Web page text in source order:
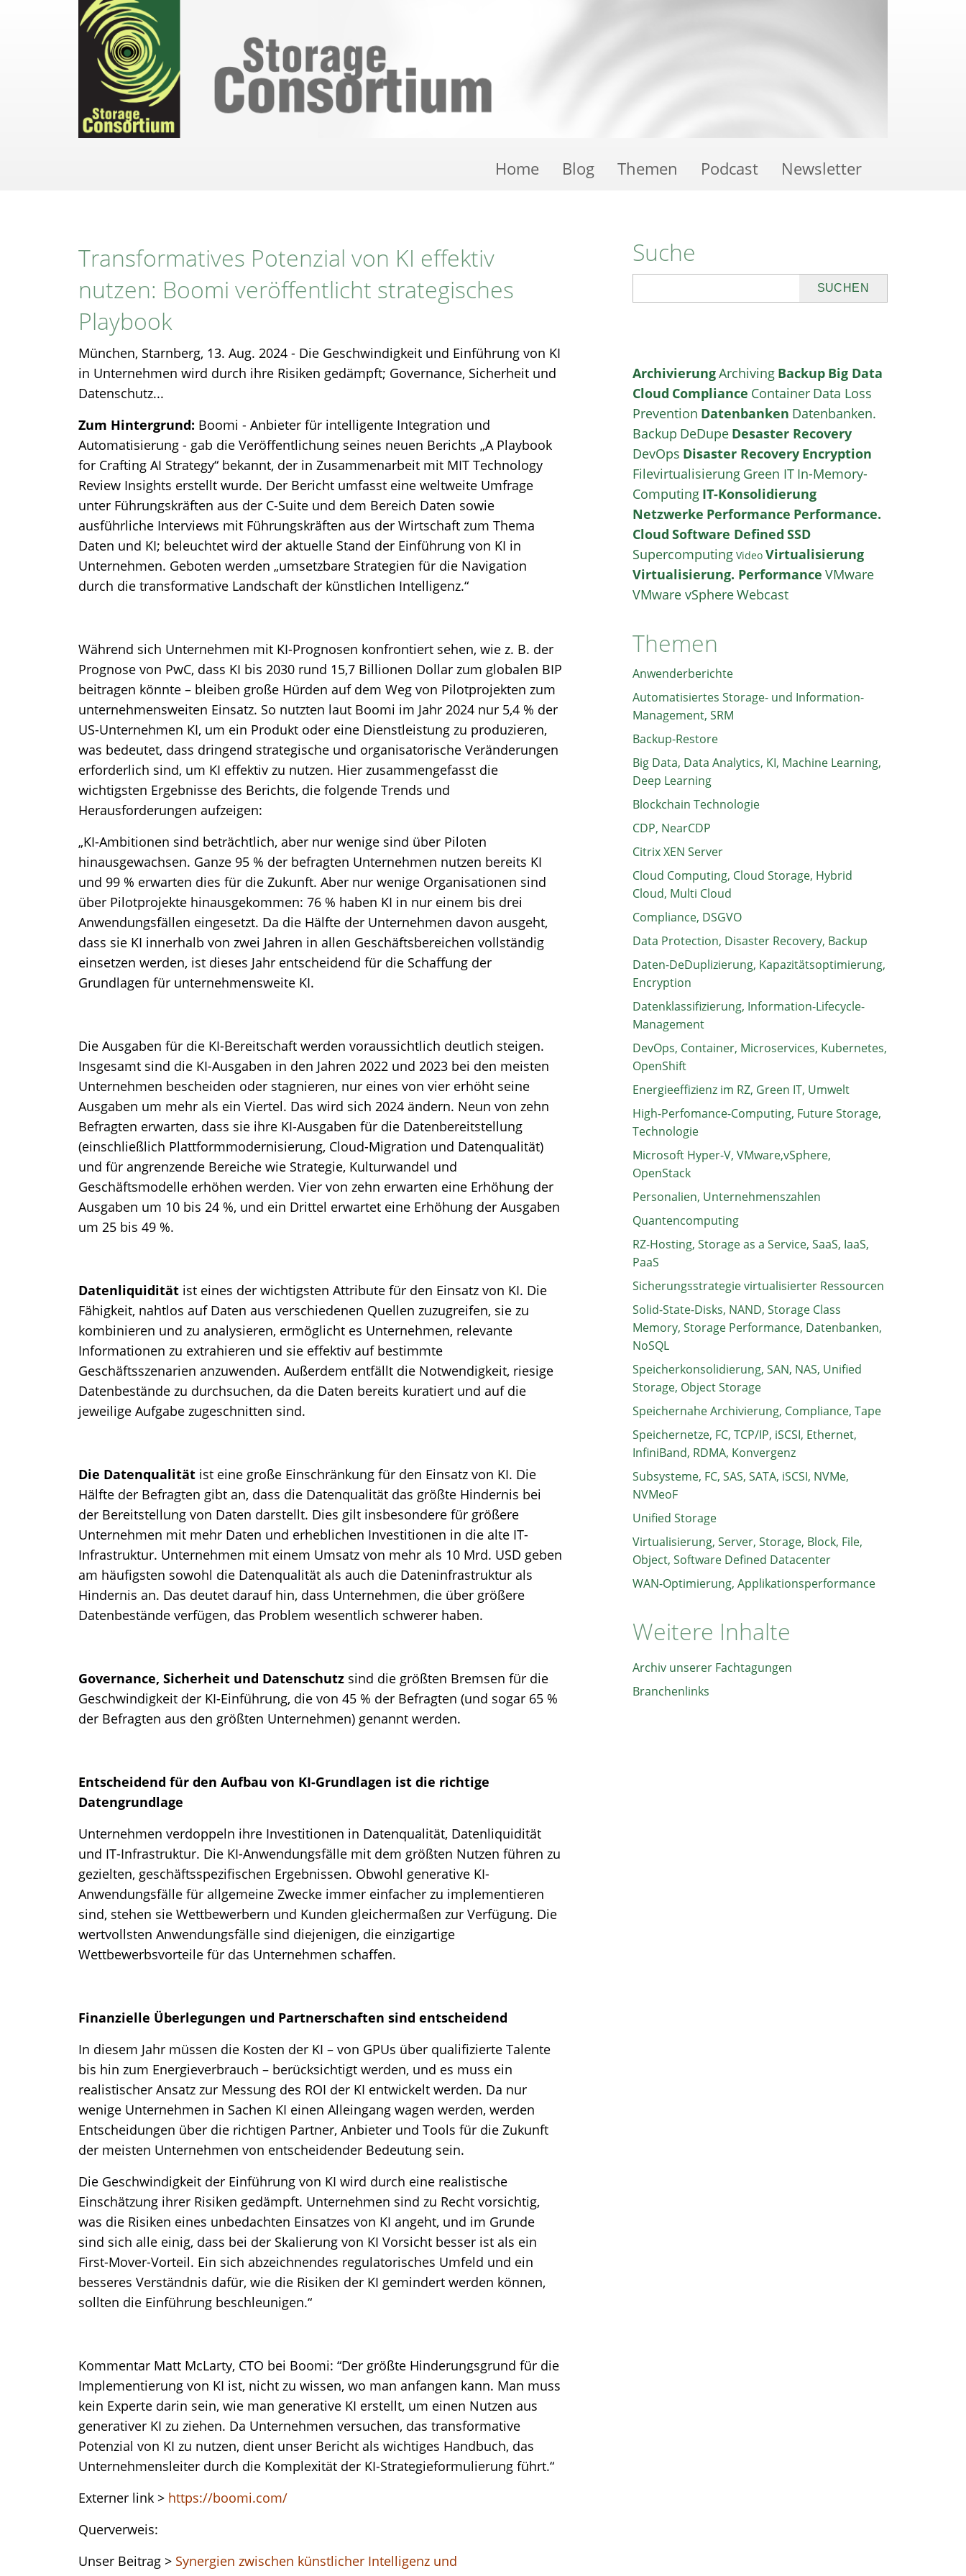
Home Blog Themen Podcast Newsletter
Transformatives Potenzial von KI effektiv
nutzen: Boomi veröffentlicht strategisches
Playbook
München, Starnberg, 13. Aug. 2024 - Die Geschwindigkeit und Einführung von KI
in Unternehmen wird durch ihre Risiken gedämpft; Governance, Sicherheit und
Datenschutz...
Zum Hintergrund: Boomi - Anbieter für intelligente Integration und
Automatisierung - gab die Veröffentlichung seines neuen Berichts „A Playbook
for Crafting AI Strategy“ bekannt, der in Zusammenarbeit mit MIT Technology
Review Insights erstellt wurde. Der Bericht umfasst eine weltweite Umfrage
unter Führungskräften aus der C-Suite und dem Bereich Daten sowie
ausführliche Interviews mit Führungskräften aus der Wirtschaft zum Thema
Daten und KI; beleuchtet wird der aktuelle Stand der Einführung von KI in
Unternehmen. Geboten werden „umsetzbare Strategien für die Navigation
durch die transformative Landschaft der künstlichen Intelligenz.“
Während sich Unternehmen mit KI-Prognosen konfrontiert sehen, wie z. B. der
Prognose von PwC, dass KI bis 2030 rund 15,7 Billionen Dollar zum globalen BIP
beitragen könnte – bleiben große Hürden auf dem Weg von Pilotprojekten zum
unternehmensweiten Einsatz. So nutzten laut Boomi im Jahr 2024 nur 5,4 % der
US-Unternehmen KI, um ein Produkt oder eine Dienstleistung zu produzieren,
was bedeutet, dass dringend strategische und organisatorische Veränderungen
erforderlich sind, um KI effektiv zu nutzen. Hier zusammengefasst die
wichtigsten Ergebnisse des Berichts, die folgende Trends und
Herausforderungen aufzeigen:
„KI-Ambitionen sind beträchtlich, aber nur wenige sind über Piloten
hinausgewachsen. Ganze 95 % der befragten Unternehmen nutzen bereits KI
und 99 % erwarten dies für die Zukunft. Aber nur wenige Organisationen sind
über Pilotprojekte hinausgekommen: 76 % haben KI in nur einem bis drei
Anwendungsfällen eingesetzt. Da die Hälfte der Unternehmen davon ausgeht,
dass sie KI innerhalb von zwei Jahren in allen Geschäftsbereichen vollständig
einsetzen werden, ist dieses Jahr entscheidend für die Schaffung der
Grundlagen für unternehmensweite KI.
Die Ausgaben für die KI-Bereitschaft werden voraussichtlich deutlich steigen.
Insgesamt sind die KI-Ausgaben in den Jahren 2022 und 2023 bei den meisten
Unternehmen bescheiden oder stagnieren, nur eines von vier erhöht seine
Ausgaben um mehr als ein Viertel. Das wird sich 2024 ändern. Neun von zehn
Befragten erwarten, dass sie ihre KI-Ausgaben für die Datenbereitstellung
(einschließlich Plattformmodernisierung, Cloud-Migration und Datenqualität)
und für angrenzende Bereiche wie Strategie, Kulturwandel und
Geschäftsmodelle erhöhen werden. Vier von zehn erwarten eine Erhöhung der
Ausgaben um 10 bis 24 %, und ein Drittel erwartet eine Erhöhung der Ausgaben
um 25 bis 49 %.
Datenliquidität ist eines der wichtigsten Attribute für den Einsatz von KI. Die
Fähigkeit, nahtlos auf Daten aus verschiedenen Quellen zuzugreifen, sie zu
kombinieren und zu analysieren, ermöglicht es Unternehmen, relevante
Informationen zu extrahieren und sie effektiv auf bestimmte
Geschäftsszenarien anzuwenden. Außerdem entfällt die Notwendigkeit, riesige
Datenbestände zu durchsuchen, da die Daten bereits kuratiert und auf die
jeweilige Aufgabe zugeschnitten sind.
Die Datenqualität ist eine große Einschränkung für den Einsatz von KI. Die
Hälfte der Befragten gibt an, dass die Datenqualität das größte Hindernis bei
der Bereitstellung von Daten darstellt. Dies gilt insbesondere für größere
Unternehmen mit mehr Daten und erheblichen Investitionen in die alte IT-
Infrastruktur. Unternehmen mit einem Umsatz von mehr als 10 Mrd. USD geben
am häufigsten sowohl die Datenqualität als auch die Dateninfrastruktur als
Hindernis an. Das deutet darauf hin, dass Unternehmen, die über größere
Datenbestände verfügen, das Problem wesentlich schwerer haben.
Governance, Sicherheit und Datenschutz sind die größten Bremsen für die
Geschwindigkeit der KI-Einführung, die von 45 % der Befragten (und sogar 65 %
der Befragten aus den größten Unternehmen) genannt werden.
Entscheidend für den Aufbau von KI-Grundlagen ist die richtige
Datengrundlage
Unternehmen verdoppeln ihre Investitionen in Datenqualität, Datenliquidität
und IT-Infrastruktur. Die KI-Anwendungsfälle mit dem größten Nutzen führen zu
gezielten, geschäftsspezifischen Ergebnissen. Obwohl generative KI-
Anwendungsfälle für allgemeine Zwecke immer einfacher zu implementieren
sind, stehen sie Wettbewerbern und Kunden gleichermaßen zur Verfügung. Die
wertvollsten Anwendungsfälle sind diejenigen, die einzigartige
Wettbewerbsvorteile für das Unternehmen schaffen.
Finanzielle Überlegungen und Partnerschaften sind entscheidend
In diesem Jahr müssen die Kosten der KI – von GPUs über qualifizierte Talente
bis hin zum Energieverbrauch – berücksichtigt werden, und es muss ein
realistischer Ansatz zur Messung des ROI der KI entwickelt werden. Da nur
wenige Unternehmen in Sachen KI einen Alleingang wagen werden, werden
Entscheidungen über die richtigen Partner, Anbieter und Tools für die Zukunft
der meisten Unternehmen von entscheidender Bedeutung sein.
Die Geschwindigkeit der Einführung von KI wird durch eine realistische
Einschätzung ihrer Risiken gedämpft. Unternehmen sind zu Recht vorsichtig,
was die Risiken eines unbedachten Einsatzes von KI angeht, und im Grunde
sind sich alle einig, dass bei der Skalierung von KI Vorsicht besser ist als ein
First-Mover-Vorteil. Ein sich abzeichnendes regulatorisches Umfeld und ein
besseres Verständnis dafür, wie die Risiken der KI gemindert werden können,
sollten die Einführung beschleunigen.“
Kommentar Matt McLarty, CTO bei Boomi: “Der größte Hinderungsgrund für die
Implementierung von KI ist, nicht zu wissen, wo man anfangen kann. Man muss
kein Experte darin sein, wie man generative KI erstellt, um einen Nutzen aus
generativer KI zu ziehen. Da Unternehmen versuchen, das transformative
Potenzial von KI zu nutzen, dient unser Bericht als wichtiges Handbuch, das
Unternehmensleiter durch die Komplexität der KI-Strategieformulierung führt.“
Externer link > https://boomi.com/
Querverweis:
Unser Beitrag > Synergien zwischen künstlicher Intelligenz und
Suche
ArchivierungArchiving Backup Big Data
Cloud Compliance Container Data Loss
Prevention Datenbanken Datenbanken.
Backup DeDupe Desaster Recovery
DevOps Disaster Recovery Encryption
Filevirtualisierung Green IT In-Memory-
Computing IT-Konsolidierung
Netzwerke Performance Performance.
Cloud Software Defined SSD
Supercomputing Video Virtualisierung
Virtualisierung. Performance VMware
VMware vSphereWebcast
Themen
Anwenderberichte
Automatisiertes Storage- und Information-
Management, SRM
Backup-Restore
Big Data, Data Analytics, KI, Machine Learning,
Deep Learning
Blockchain Technologie
CDP, NearCDP
Citrix XEN Server
Cloud Computing, Cloud Storage, Hybrid
Cloud, Multi Cloud
Compliance, DSGVO
Data Protection, Disaster Recovery, Backup
Daten-DeDuplizierung, Kapazitätsoptimierung,
Encryption
Datenklassifizierung, Information-Lifecycle-
Management
DevOps, Container, Microservices, Kubernetes,
OpenShift
Energieeffizienz im RZ, Green IT, Umwelt
High-Perfomance-Computing, Future Storage,
Technologie
Microsoft Hyper-V, VMware,vSphere,
OpenStack
Personalien, Unternehmenszahlen
Quantencomputing
RZ-Hosting, Storage as a Service, SaaS, IaaS,
PaaS
Sicherungsstrategie virtualisierter Ressourcen
Solid-State-Disks, NAND, Storage Class
Memory, Storage Performance, Datenbanken,
NoSQL
Speicherkonsolidierung, SAN, NAS, Unified
Storage, Object Storage
Speichernahe Archivierung, Compliance, Tape
Speichernetze, FC, TCP/IP, iSCSI, Ethernet,
InfiniBand, RDMA, Konvergenz
Subsysteme, FC, SAS, SATA, iSCSI, NVMe,
NVMeoF
Unified Storage
Virtualisierung, Server, Storage, Block, File,
Object, Software Defined Datacenter
WAN-Optimierung, Applikationsperformance
Weitere Inhalte
Archiv unserer Fachtagungen
Branchenlinks